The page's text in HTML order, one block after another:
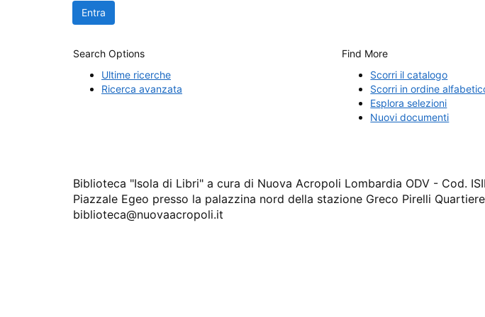
Search Options
Ultime ricerche
Ricerca avanzata
Find More
Scorri il catalogo
Scorri in ordine
Esplora selezioni
Nuovi documenti
Biblioteca "Isola di Libri" a cura di Nuova Acropoli Lombardia ODV - Cod.
Piazzale Egeo presso la palazzina nord della stazione Greco Pirelli
biblioteca@nuovaacropoli.it